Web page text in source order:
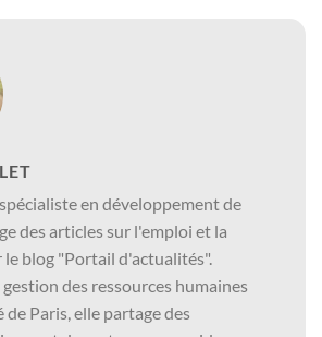
en développement de
des articles sur l'emploi et la
blog "Portail d'actualités".
des ressources humaines
Paris, elle partage des